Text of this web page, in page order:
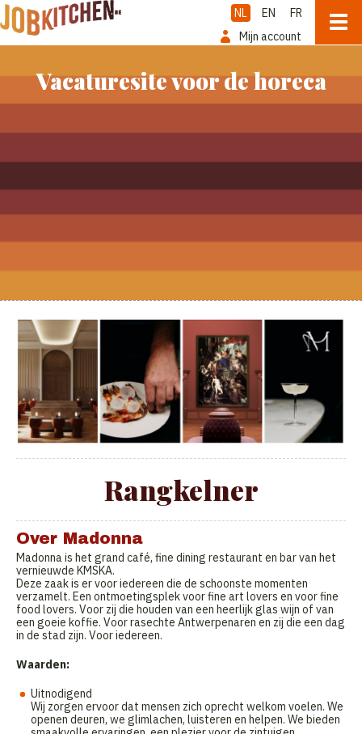
NL EN
FR
Mijn account
Vacaturesite voor de horeca
Rangkelner
Over Madonna
Madonna is het grand café, fine dining restaurant en bar van het
vernieuwde KMSKA.
Deze zaak is er voor iedereen die de schoonste momenten
verzamelt. Een ontmoetingsplek voor fine art lovers en voor fine
food lovers. Voor zij die houden van een heerlijk glas wijn of van
een goeie koffie. Voor rasechte Antwerpenaren en zij die een dag
in de stad zijn. Voor iedereen.
Waarden:
Uitnodigend
Wij zorgen ervoor dat mensen zich oprecht welkom voelen. We
openen deuren, we glimlachen, luisteren en helpen. We bieden